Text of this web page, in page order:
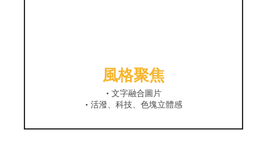
風格聚焦
• 文字融合圖片
• 活潑、科技、色塊立體感